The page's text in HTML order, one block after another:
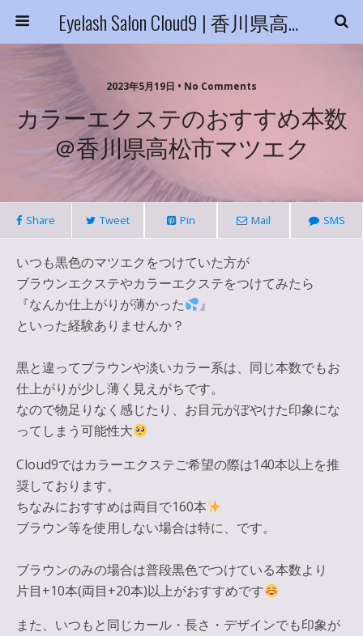
Eyelash Salon Cloud9 | 香川県高松市
2023年5月19日 • No Comments
カラーエクステのおすすめ本数
＠香川県高松市マツエク
Share Tweet Pin Mail SMS
いつも黒色のマツエクをつけていた方が
ブラウンエクステやカラーエクステをつけてみたら
『なんか仕上がりが薄かった
』
といった経験ありませんか？
黒と違ってブラウンや淡いカラー系は、同じ本数でもお
仕上がりが少し薄く見えがちです。
なので物足りなく感じたり、お目元がぼやけた印象にな
ってしまう可能性大
Cloud9ではカラーエクステご希望の際は140本以上を推
奨しております。
ちなみにおすすめは両目で160本
ブラウン等を使用しない場合は特に、です。
ブラウンのみの場合は普段黒色でつけている本数より
片目+10本(両目+20本)以上がおすすめです
また、いつもと同じカール・長さ・デザインでも印象が